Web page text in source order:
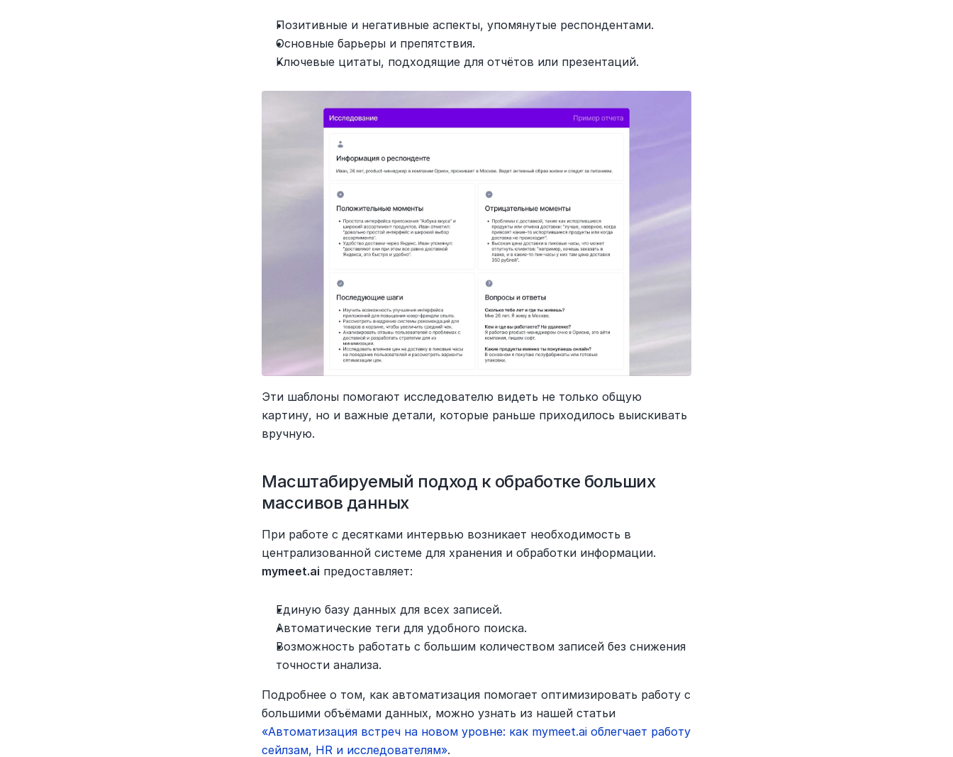
Позитивные и негативные аспекты, упомянутые респондентами.
Основные барьеры и препятствия.
Ключевые цитаты, подходящие для отчётов или презентаций.
Эти шаблоны помогают исследователю видеть не только общую
картину, но и важные детали, которые раньше приходилось выискивать
вручную.
Масштабируемый подход к обработке больших
массивов данных
При работе с десятками интервью возникает необходимость в
mymeet.ai предоставляет:
Единую базу данных для всех записей.
Автоматические теги для удобного поиска.
Возможность работать с большим количеством записей без снижения
точности анализа.
Подробнее о том, как автоматизация помогает оптимизировать работу с
большими объёмами данных, можно узнать из нашей статьи
«Автоматизация встреч на новом уровне: как mymeet.ai облегчает работу
сейлзам, HR и исследователям».